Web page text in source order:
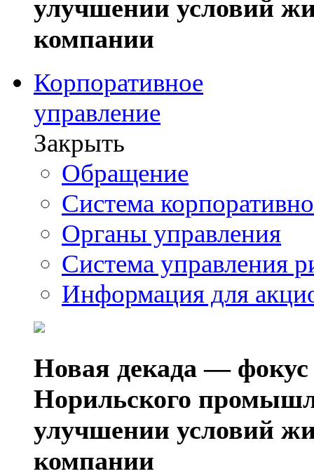
улучшении условий
компании
Корпоративное
управление
Закрыть
Обращение
Система
Органы управления
Система управления
Информация для
Новая декада — фокус
Норильского
улучшении условий
компании